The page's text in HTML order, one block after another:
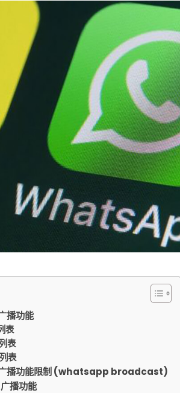
播功能
表
表
表
播功能限制 (whatsapp broadcast)
播功能